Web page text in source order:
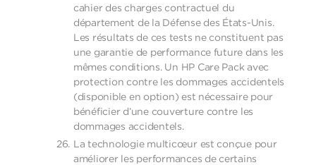
cahier des charges contractuel du
département de la Défense des États-Unis.
Les résultats de ces tests ne constituent pas
une garantie de performance future dans les
mêmes conditions. Un HP Care Pack avec
protection contre les dommages accidentels
(disponible en option) est nécessaire pour
bénéficier d’une couverture contre les
dommages accidentels.
La technologie multicœur est conçue pour
améliorer les performances de certains